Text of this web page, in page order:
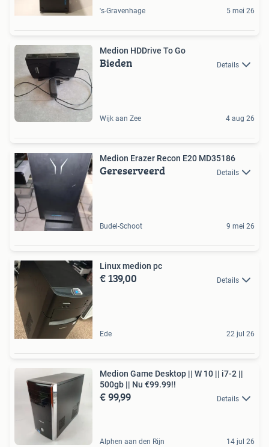
's-Gravenhage 5 mei 26
Medion HDDrive To Go
Bieden Details
Wijk aan Zee 4 aug 26
Medion Erazer Recon E20 MD35186
Gereserveerd Details
Budel-Schoot 9 mei 26
Linux medion pc
€ 139,00 Details
Ede 22 jul 26
Medion Game Desktop || W 10 || i7-2 ||
500gb || Nu €99.99!!
€ 99,99 Details
Alphen aan den Rijn 14 jul 26